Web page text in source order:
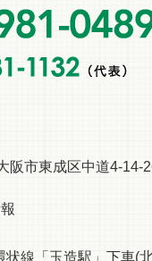
阪市東成区中道4-14-
状線「玉造駅」下車